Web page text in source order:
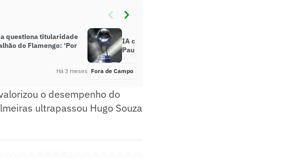
questiona titularidade
do Flamengo: ‘Por
Há 3 meses
IA crava placares de Botafogo, São
Paulo e Santos na Sul-Americana
Fora de Campo
o desempenho do
ultrapassou Hugo Souza